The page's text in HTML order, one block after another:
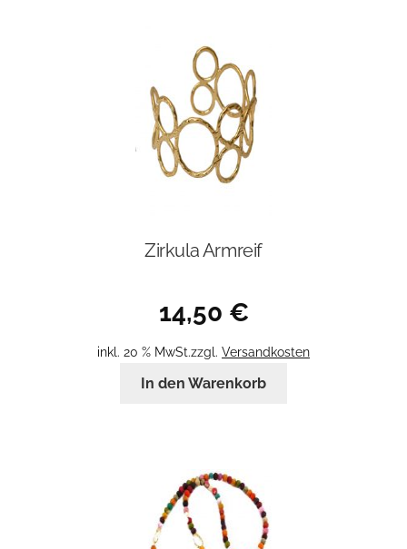
Zirkula Armreif
14,50 €
inkl. 20 % MwSt.zzgl. Versandkosten
In den Warenkorb